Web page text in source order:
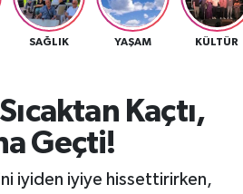
SAĞLIK YAŞAM KÜLTÜR
Kaçtı,
Geçti!
iyiden iyiye hissettirirken,
Haritası